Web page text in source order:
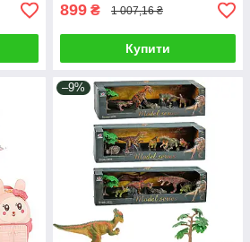
899 ₴ 1 007,16 ₴
Купити
–9%